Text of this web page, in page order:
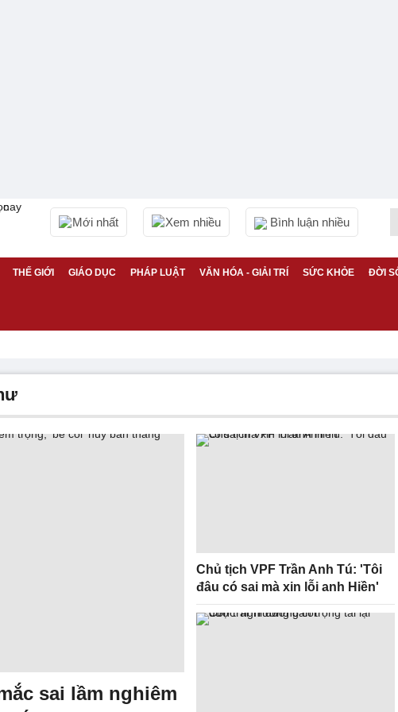
Mới nhất Xem nhiều Bình luận nhiều
THẾ GIỚI GIÁO DỤC PHÁP LUẬT VĂN HÓA - GIẢI TRÍ SỨC KHỎE ĐỜI
sai lầm nghiêm
Chủ tịch VPF Trần Anh Tú: 'Tôi
đâu có sai mà xin lỗi anh Hiền'